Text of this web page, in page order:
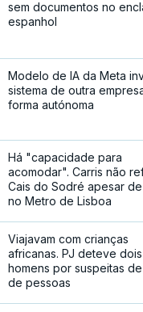
sem documentos no
espanhol
Modelo de IA da Meta
sistema de outra
forma autónoma
Há "capacidade para
acomodar". Carris não
Cais do Sodré apesar
no Metro de Lisboa
Viajavam com crianças
africanas. PJ deteve dois
homens por suspeitas
de pessoas